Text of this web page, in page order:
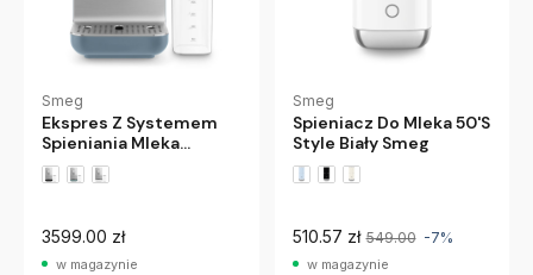
Smeg
Ekspres Z Systemem
Spieniania Mleka
Collezione
Szaroniebieski Smeg
3599.00 zł
w magazynie
Smeg
Spieniacz Do Mleka 50'S
Style Biały Smeg
510.57 zł 549.00 -7%
w magazynie